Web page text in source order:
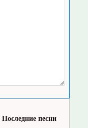
Последние песни